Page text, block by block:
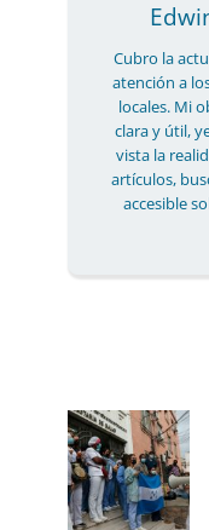
Cubro la
atención a
locales. Mi
clara y útil,
vista la
artículos,
accesible